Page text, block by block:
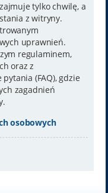
tylko chwilę, a
z witryny.
uprawnień.
regulaminem,
oraz z
(FAQ), gdzie
zagadnień
osobowych